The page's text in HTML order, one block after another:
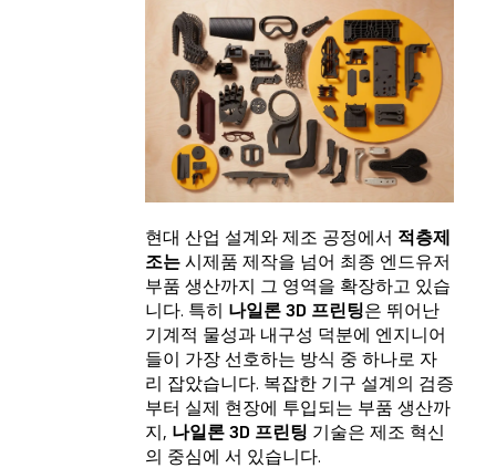
현대 산업 설계와 제조 공정에서 적층제
조는 시제품 제작을 넘어 최종 엔드유저
부품 생산까지 그 영역을 확장하고 있습
니다. 특히 나일론 3D 프린팅은 뛰어난
기계적 물성과 내구성 덕분에 엔지니어
들이 가장 선호하는 방식 중 하나로 자
리 잡았습니다. 복잡한 기구 설계의 검증
부터 실제 현장에 투입되는 부품 생산까
지, 나일론 3D 프린팅 기술은 제조 혁신
의 중심에 서 있습니다.